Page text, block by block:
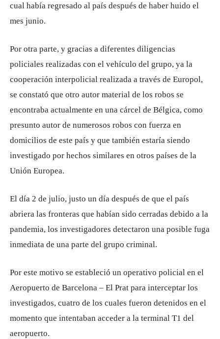
cual había regresado al país después de haber huido el
mes junio.
Por otra parte, y gracias a diferentes diligencias
policiales realizadas con el vehículo del grupo, ya la
cooperación interpolicial realizada a través de Europol,
se constató que otro autor material de los robos se
encontraba actualmente en una cárcel de Bélgica, como
presunto autor de numerosos robos con fuerza en
domicilios de este país y que también estaría siendo
investigado por hechos similares en otros países de la
Unión Europea.
El día 2 de julio, justo un día después de que el país
abriera las fronteras que habían sido cerradas debido a la
pandemia, los investigadores detectaron una posible fuga
inmediata de una parte del grupo criminal.
Por este motivo se estableció un operativo policial en el
Aeropuerto de Barcelona – El Prat para interceptar los
investigados, cuatro de los cuales fueron detenidos en el
momento que intentaban acceder a la terminal T1 del
aeropuerto.